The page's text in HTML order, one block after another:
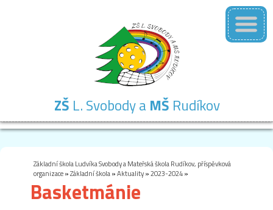
ZŠ L. Svobody a MŠ Rudíkov
Základní škola Ludvíka Svobody a Mateřská škola Rudíkov, příspěvková
organizace»Základní škola»Aktuality»2023-2024»
Basketmánie